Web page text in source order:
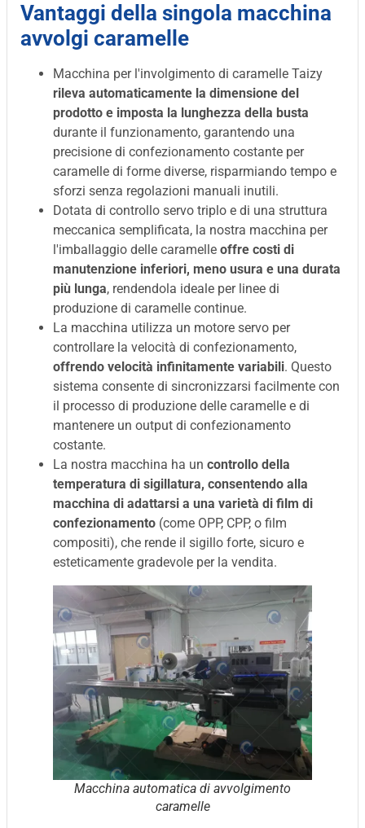
Vantaggi della singola macchina
avvolgi caramelle
Macchina per l'involgimento di caramelle Taizy
rileva automaticamente la dimensione del
prodotto e imposta la lunghezza della busta
durante il funzionamento, garantendo una
precisione di confezionamento costante per
caramelle di forme diverse, risparmiando tempo e
sforzi senza regolazioni manuali inutili.
Dotata di controllo servo triplo e di una struttura
meccanica semplificata, la nostra macchina per
l'imballaggio delle caramelle offre costi di
manutenzione inferiori, meno usura e una durata
più lunga, rendendola ideale per linee di
produzione di caramelle continue.
La macchina utilizza un motore servo per
controllare la velocità di confezionamento,
offrendo velocità infinitamente variabili. Questo
sistema consente di sincronizzarsi facilmente con
il processo di produzione delle caramelle e di
mantenere un output di confezionamento
costante.
La nostra macchina ha un controllo della
temperatura di sigillatura, consentendo alla
macchina di adattarsi a una varietà di film di
confezionamento (come OPP, CPP, o film
compositi), che rende il sigillo forte, sicuro e
esteticamente gradevole per la vendita.
Macchina automatica di avvolgimento
caramelle